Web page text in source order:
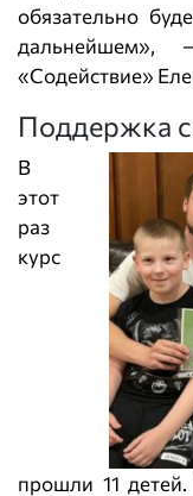
обязательно
дальнейшем»,
«Содействие»
Поддержка
В
этот
раз
курс
прошли 11